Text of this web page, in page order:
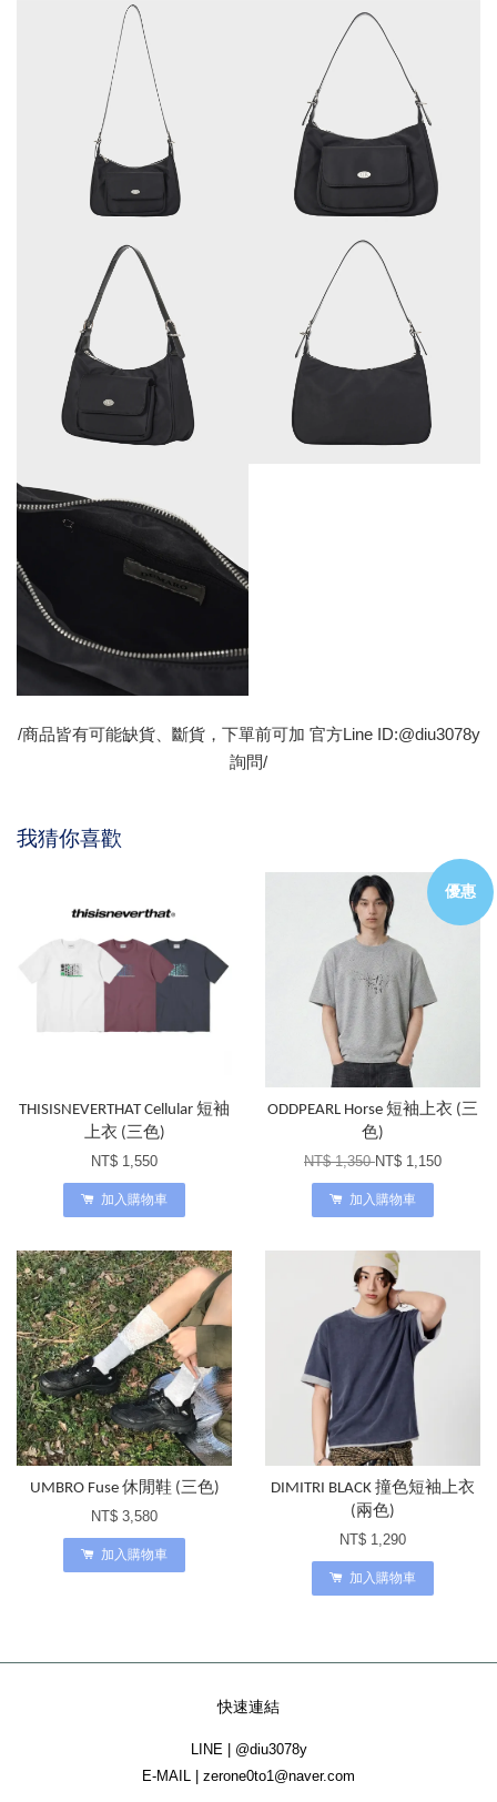
/商品皆有可能缺貨、斷貨，下單前可加 官方Line ID:@diu3078y
詢問/
我猜你喜歡
THISISNEVERTHAT Cellular 短袖
上衣 (三色)
NT$ 1,550
加入購物車
優惠
ODDPEARL Horse 短袖上衣 (三
色)
NT$ 1,350NT$ 1,150
加入購物車
UMBRO Fuse 休閒鞋 (三色)
NT$ 3,580
加入購物車
DIMITRI BLACK 撞色短袖上衣
(兩色)
NT$ 1,290
加入購物車
快速連結
LINE | @diu3078y
E-MAIL | zerone0to1@naver.com